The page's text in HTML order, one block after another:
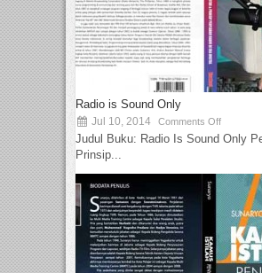
Radio is Sound Only
Jul 10, 2014 Comments Off
Judul Buku: Radio Is Sound Only
Prinsip...